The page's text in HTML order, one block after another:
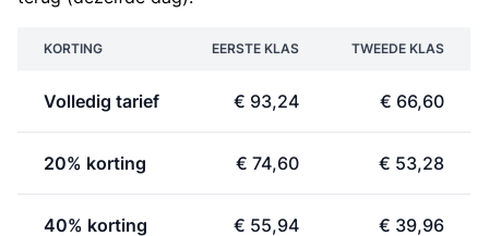
KORTING EERSTE KLAS TWEEDE KLAS
Volledig tarief € 93,24 € 66,60
20% korting € 74,60 € 53,28
40% korting € 55,94 € 39,96